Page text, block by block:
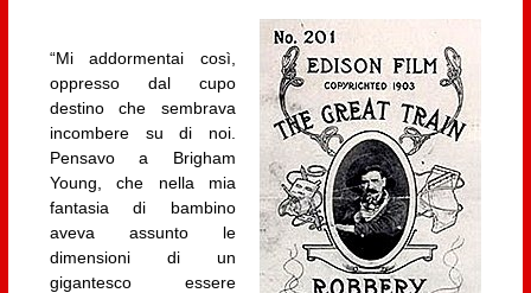
“Mi addormentai così,
oppresso dal cupo
destino che sembrava
incombere su di noi.
Pensavo a Brigham
Young, che nella mia
fantasia di bambino
aveva assunto le
dimensioni di un
gigantesco essere